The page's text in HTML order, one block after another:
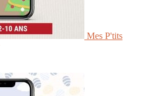
Mes P'tits